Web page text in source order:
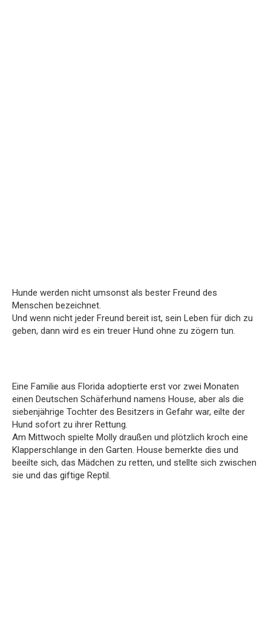
Hunde werden nicht umsonst als bester Freund des
Menschen bezeichnet.
Und wenn nicht jeder Freund bereit ist, sein Leben für dich zu
geben, dann wird es ein treuer Hund ohne zu zögern tun.
Eine Familie aus Florida adoptierte erst vor zwei Monaten
einen Deutschen Schäferhund namens House, aber als die
siebenjährige Tochter des Besitzers in Gefahr war, eilte der
Hund sofort zu ihrer Rettung.
Am Mittwoch spielte Molly draußen und plötzlich kroch eine
Klapperschlange in den Garten. House bemerkte dies und
beeilte sich, das Mädchen zu retten, und stellte sich zwischen
sie und das giftige Reptil.